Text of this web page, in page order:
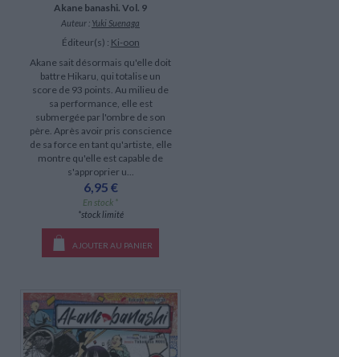
Akane banashi. Vol. 9
Auteur : Yuki Suenaga
Éditeur(s) : Ki-oon
Akane sait désormais qu'elle doit
battre Hikaru, qui totalise un
score de 93 points. Au milieu de
sa performance, elle est
submergée par l'ombre de son
père. Après avoir pris conscience
de sa force en tant qu'artiste, elle
montre qu'elle est capable de
s'approprier u...
6,95 €
En stock *
*stock limité
AJOUTER AU PANIER